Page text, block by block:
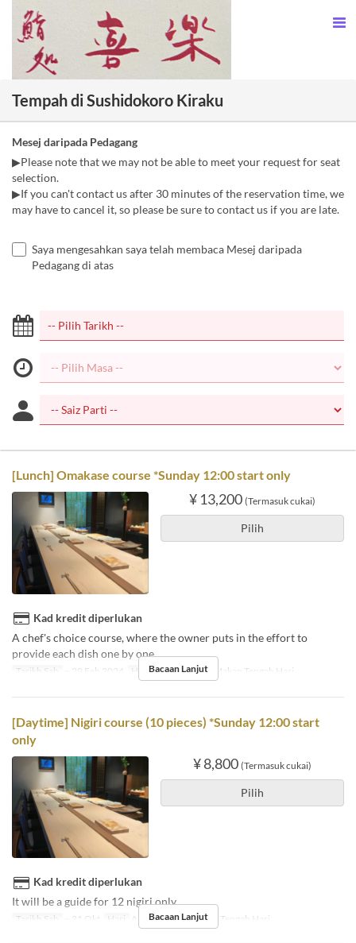
Tempah di Sushidokoro Kiraku
Mesej daripada Pedagang
▶Please note that we may not be able to meet your request for seat
selection.
▶If you can't contact us after 30 minutes of the reservation time, we
may have to cancel it, so please be sure to contact us if you are late.
Saya mengesahkan saya telah membaca Mesej daripada
Pedagang di atas
[Lunch] Omakase course *Sunday 12:00 start only
¥ 13,200 (Termasuk cukai)
Pilih
Kad kredit diperlukan
A chef's choice course, where the owner puts in the effort to
provide each dish one by one.
Tarikh Sah ~ 29 Feb 2024 Hari A Makanan Makan Tengah Hari
Bacaan Lanjut
[Daytime] Nigiri course (10 pieces) *Sunday 12:00 start
only
¥ 8,800 (Termasuk cukai)
Pilih
Kad kredit diperlukan
It will be a guide for 12 nigiri only.
Tarikh Sah ~ 31 Okt Hari A Makanan Makan Tengah Hari
Bacaan Lanjut